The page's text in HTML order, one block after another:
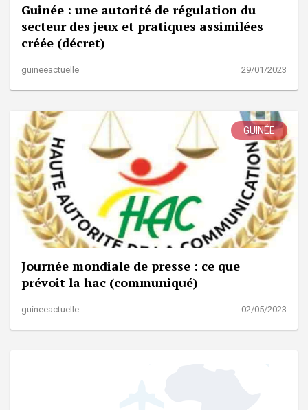
Guinée : une autorité de régulation du
secteur des jeux et pratiques assimilées
créée (décret)
guineeactuelle 29/01/2023
GUINÉE
Journée mondiale de presse : ce que
prévoit la hac (communiqué)
guineeactuelle 02/05/2023